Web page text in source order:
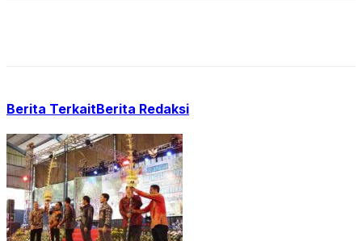
Berita TerkaitBerita Redaksi